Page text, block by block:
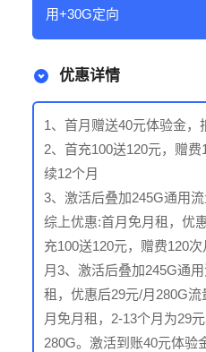
用+30G定向
优惠详情
1、首月赠送40元体验金，
2、首充100送120元，赠
续12个月
3、激活后叠加245G通用
综上优惠:首月免月租，优
充100送120元，赠费120
月3、激活后叠加245G通
租，优惠后29元/月280G
月免月租，2-13个月为29
280G。激活到账40元体验